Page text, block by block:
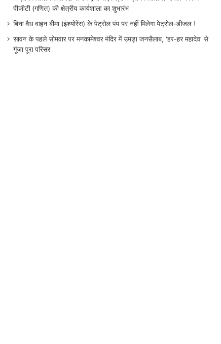
पीजीटी (गणित) की क्षेत्रीय कार्यशाला का शुभारंभ
बिना वैध वाहन बीमा (इंश्योरेंस) के पेट्रोल पंप पर नहीं मिलेगा पेट्रोल-डीजल !
सावन के पहले सोमवार पर मनकामेश्वर मंदिर में उमड़ा जनसैलाब, ‘हर-हर महादेव’ से
गूंजा पूरा परिसर